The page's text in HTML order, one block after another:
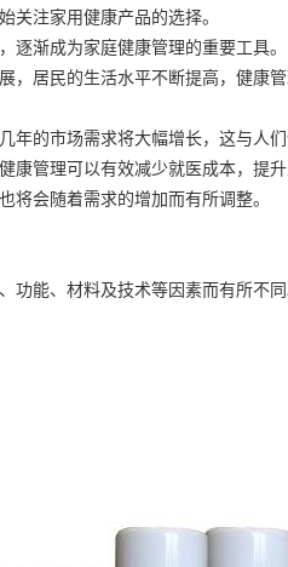
关注家用健康产品的选择。
逐渐成为家庭健康管理的重要工具。
，居民的生活水平不断提高，健康管
年的市场需求将大幅增长，这与人
康管理可以有效减少就医成本，提升
将会随着需求的增加而有所调整。
功能、材料及技术等因素而有所不同